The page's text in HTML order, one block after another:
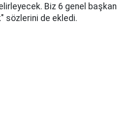
Biz 6 genel başkan
sözlerini de ekledi.